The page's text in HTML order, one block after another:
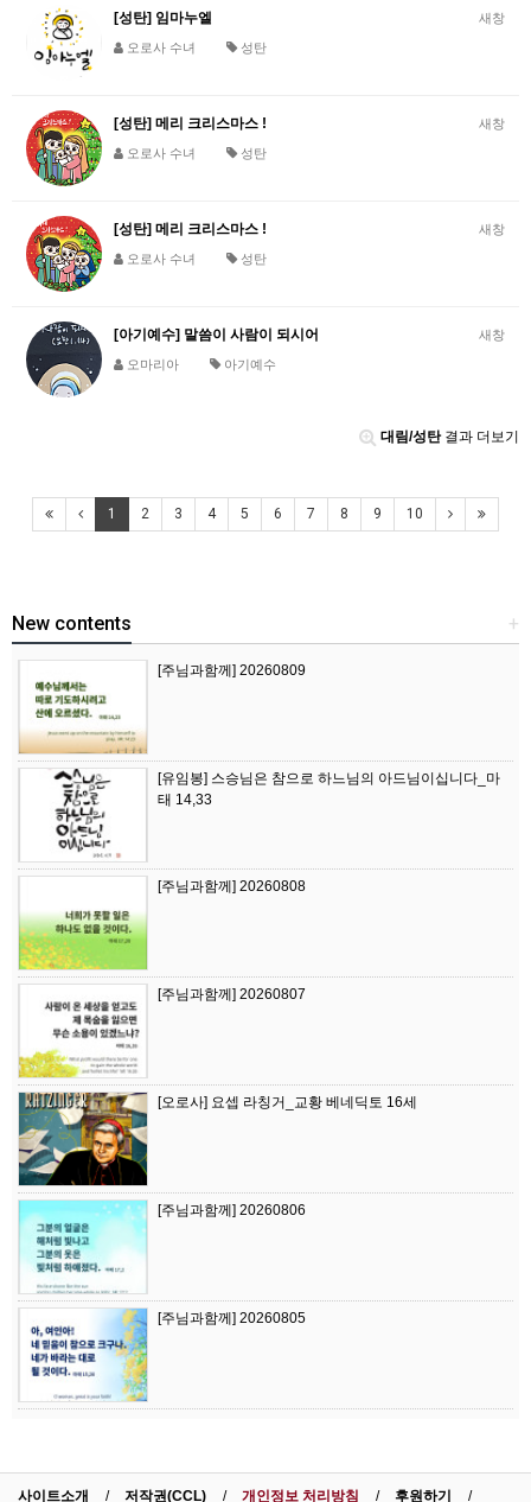
새창
[성탄] 임마누엘
오로사 수녀 성탄
새창
[성탄] 메리 크리스마스 !
오로사 수녀 성탄
새창
[성탄] 메리 크리스마스 !
오로사 수녀 성탄
새창
[아기예수] 말씀이 사람이 되시어
오마리아 아기예수
대림/성탄결과 더보기
1 2 3 4 5 6 7 8 9 10
+
New contents
[주님과함께] 20260809
[유임봉] 스승님은 참으로 하느님의 아드님이십니다_마
태 14,33
[주님과함께] 20260808
[주님과함께] 20260807
[오로사] 요셉 라칭거_교황 베네딕토 16세
[주님과함께] 20260806
[주님과함께] 20260805
사이트소개 저작권(CCL) 개인정보 처리방침 후원하기